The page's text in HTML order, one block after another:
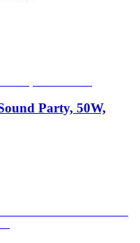
Party, 50W,